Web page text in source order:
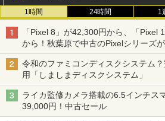
1時間 24時間 1
「Pixel 8」が42,300円から、「Pixel
から！秋葉原で中古のPixelシリーズ
令和のファミコンディスクシステム
用「しましまディスクシステム」
ライカ監修カメラ搭載の6.5インチス
39,000円！中古セール